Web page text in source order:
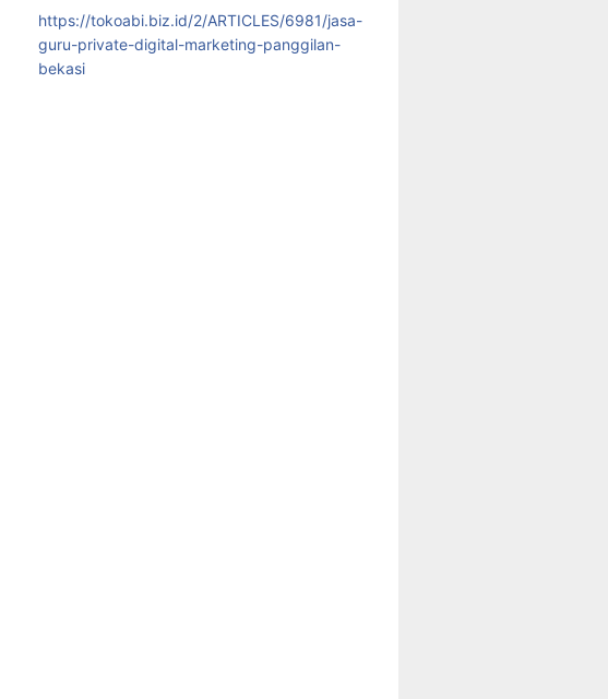
https://tokoabi.biz.id/2/ARTICLES/6981/jasa-
guru-private-digital-marketing-panggilan-
bekasi